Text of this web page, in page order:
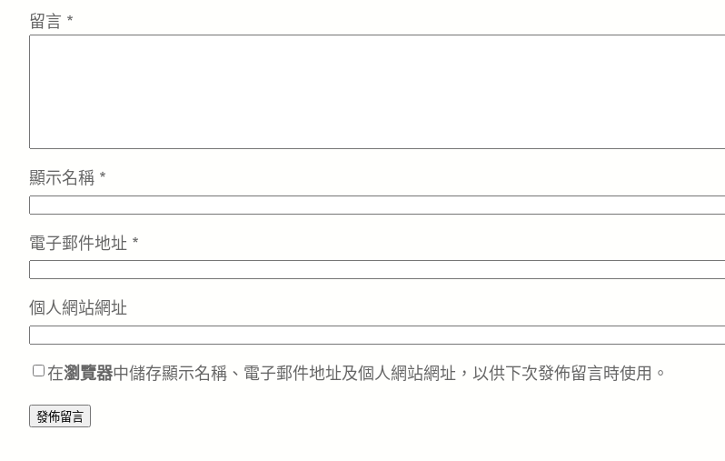
留言 *
顯示名稱 *
電子郵件地址 *
個人網站網址
在瀏覽器中儲存顯示名稱、電子郵件地址及個人網站網址，以供下次發佈留言時使用。